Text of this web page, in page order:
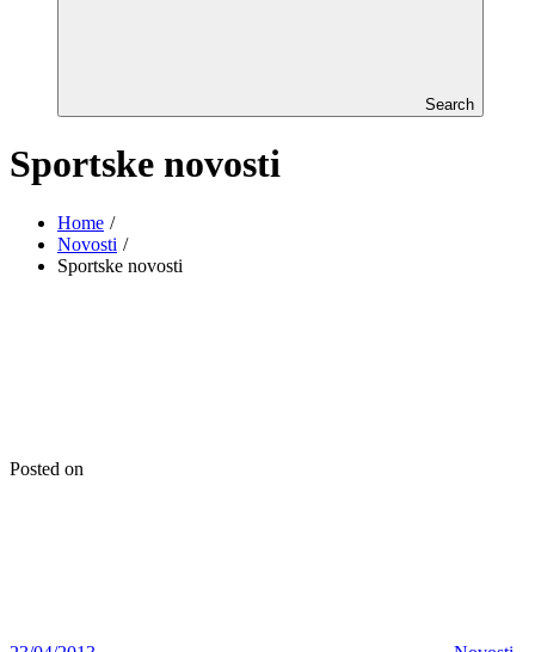
Search
Sportske novosti
Home
Novosti
Sportske novosti
Posted on